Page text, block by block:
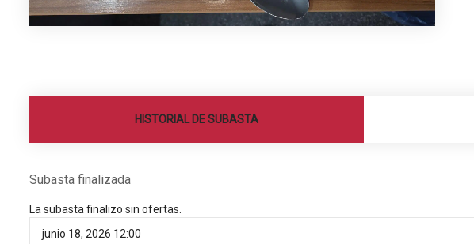
HISTORIAL DE SUBASTA
Subasta finalizada
La subasta finalizo sin ofertas.
junio 18, 2026 12:00